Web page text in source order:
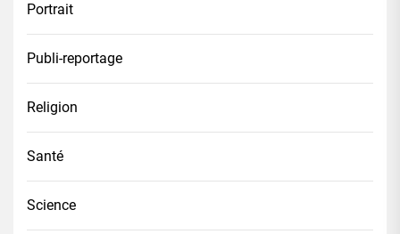
Portrait
Publi-reportage
Religion
Santé
Science